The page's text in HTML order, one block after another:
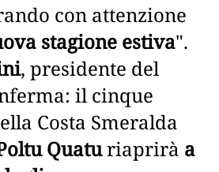
con attenzione
stagione estiva".
, presidente del
il cinque
Costa Smeralda
Quaturiaprirà a